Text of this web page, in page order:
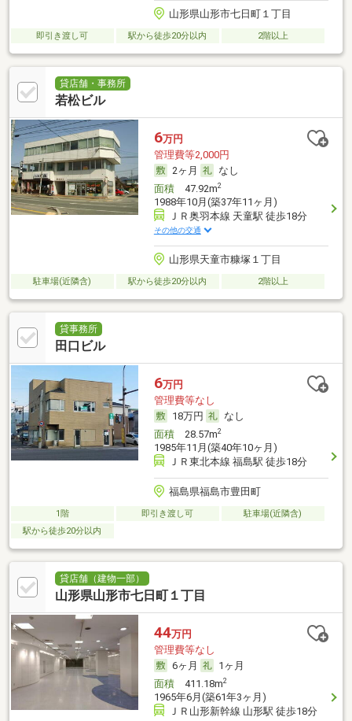
山形県山形市七日町１丁目
即引き渡し可 駅から徒歩20分以内 2階以上
貸店舗・事務所
若松ビル
6万円
管理費等2,000円
2ヶ月
なし
面積47.92m2
1988年10月(築37年11ヶ月)
ＪＲ奥羽本線 天童駅 徒歩18分
その他の交通
山形県天童市糠塚１丁目
駐車場(近隣含) 駅から徒歩20分以内 2階以上
貸事務所
田口ビル
6万円
管理費等なし
18万円
なし
面積28.57m2
1985年11月(築40年10ヶ月)
ＪＲ東北本線 福島駅 徒歩18分
福島県福島市豊田町
1階 即引き渡し可
駐車場(近隣含)
駅から徒歩20分以内
貸店舗（建物一部）
山形県山形市七日町１丁目
44万円
管理費等なし
6ヶ月
1ヶ月
面積411.18m2
1965年6月(築61年3ヶ月)
ＪＲ山形新幹線 山形駅 徒歩18分